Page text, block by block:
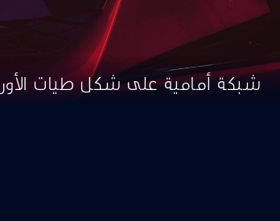
شبكة أمامية على شكل طيات